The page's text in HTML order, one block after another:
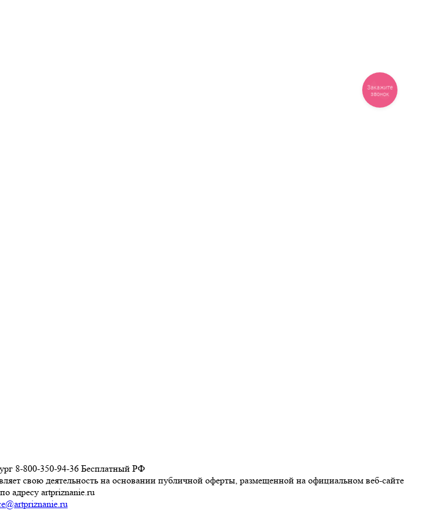
8-800-350-94-36 Бесплатный РФ
свою деятельность на основании публичной оферты, размещенной на официальном веб-сайте
адресу artpriznanie.ru
Закажите
звонок